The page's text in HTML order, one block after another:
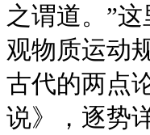
之谓道。”
观物质运动
古代的两点
说》，逐势